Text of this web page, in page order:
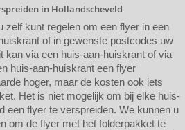
in Hollandscheveld
zelf kunt regelen om een flyer in een
of in gewenste postcodes uw
kan via een huis-aan-huiskrant of via
huis-aan-huiskrant een flyer
hoger, maar de kosten ook iets
Het is niet mogelijk om bij elke huis-
een flyer te verspreiden. We kunnen u
om de flyer met het folderpakket te